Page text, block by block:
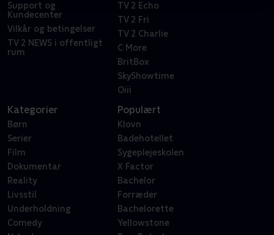
Support og
Kundecenter
Vilkår og betingelser
TV 2 NEWS i offentligt
rum
TV 2 Echo
TV 2 Fri
TV 2 Charlie
C More
BritBox
SkyShowtime
Oiii
Kategorier
Børn
Serier
Film
Dokumentar
Reality
Livsstil
Underholdning
Comedy
Populært
Klovn
Badehotellet
Sygeplejeskolen
X Factor
Bachelor
Forræder
Bachelorette
Yellowstone